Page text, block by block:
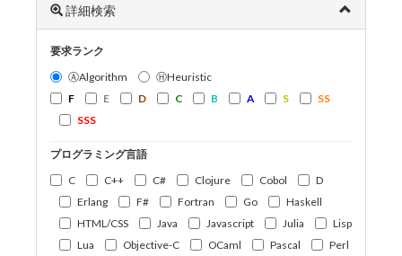
詳細検索
要求ランク
ⒶAlgorithm
ⒽHeuristic
F
E D C B A S
SS
SSS
プログラミング言語
C
C++ C# Clojure Cobol
D
Erlang
F# Fortran Go
Haskell
HTML/CSS
Java Javascript Julia
Lisp
Lua
Objective-C OCaml Pascal
Perl